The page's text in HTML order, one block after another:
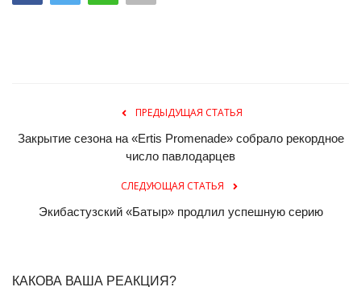
ПРЕДЫДУЩАЯ СТАТЬЯ
Закрытие сезона на «Ertis Promenade» собрало рекордное
число павлодарцев
СЛЕДУЮЩАЯ СТАТЬЯ
Экибастузский «Батыр» продлил успешную серию
КАКОВА ВАША РЕАКЦИЯ?